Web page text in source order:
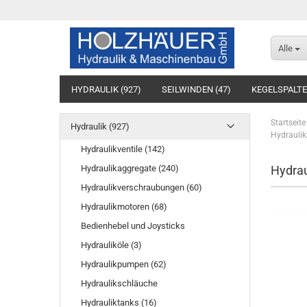
Alle
HYDRAULIK (927) SEILWINDEN (47)
SÄGEWERKTECHNIK (7)
Startseite
Hydraulik (927)
Hydraulikventile (142)
Hydraulikaggregate (240)
Hydraulikverschraubungen (60)
Hydraulikmotoren (68)
Bedienhebel und Joysticks
Hydrauliköle (3)
Hydraulikpumpen (62)
Hydraulikschläuche
Hydrauliktanks (16)